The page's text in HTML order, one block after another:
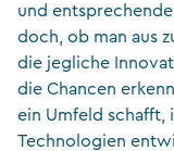
und
doch, ob man aus
die jegliche
die Chancen
ein Umfeld schafft,
Technologien